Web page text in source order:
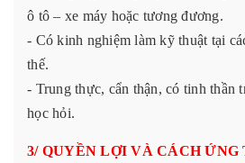
ô tô – xe máy hoặc tương đương.
- Có kinh nghiệm làm kỹ thuật tại
thế.
- Trung thực, cẩn thận, có tinh thần
học hỏi.
3/ QUYỀN LỢI VÀ CÁCH ỨNG